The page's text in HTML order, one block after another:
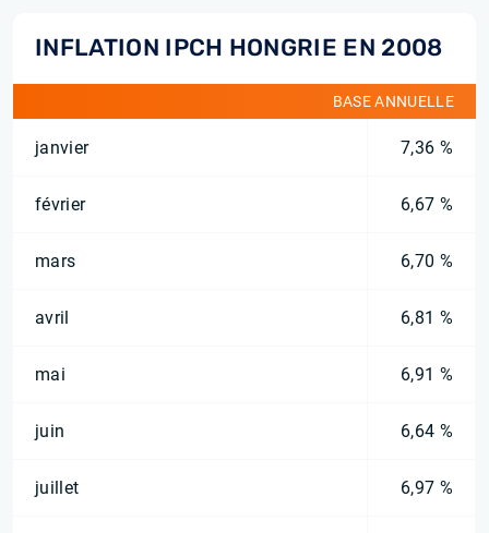
INFLATION IPCH HONGRIE EN 2008
BASE ANNUELLE
janvier 7,36 %
février 6,67 %
mars 6,70 %
avril 6,81 %
mai 6,91 %
juin 6,64 %
juillet 6,97 %